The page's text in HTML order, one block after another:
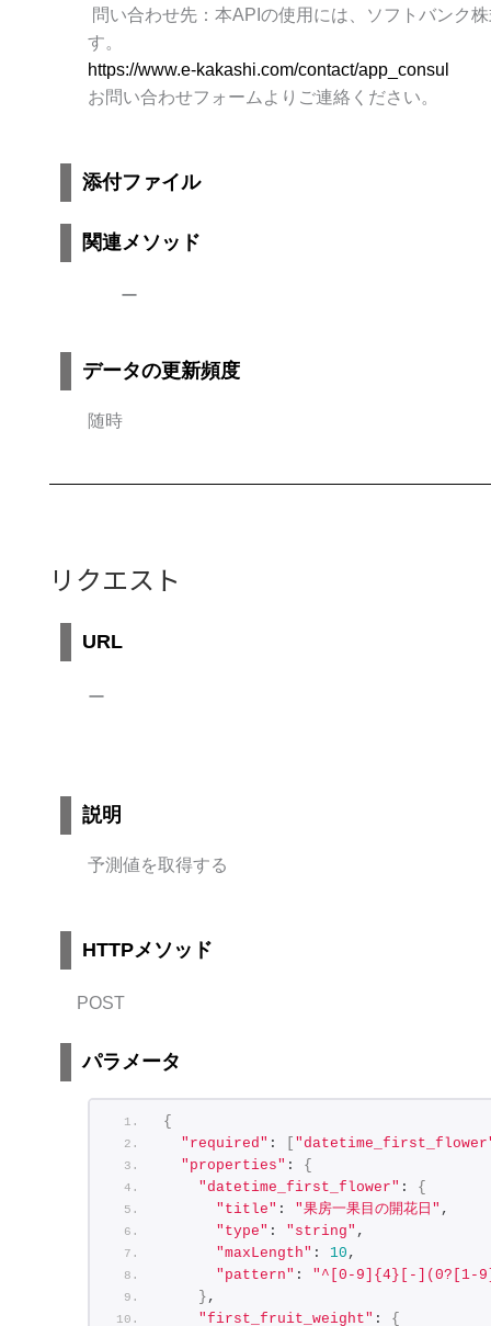
問い合わせ先：本APIの使用には、ソフトバンク
す。
https://www.e-kakashi.com/contact/app_consul
お問い合わせフォームよりご連絡ください。
添付ファイル
関連メソッド
ー
データの更新頻度
随時
リクエスト
URL
ー
説明
予測値を取得する
HTTPメソッド
POST
パラメータ
{
"required" :
"properties" : {
"datetime_first_flower" : {
"title" : "果房一果目の開花日" ,
"type" : "string" ,
"maxLength" : 10 ,
"pattern" : "^[0-9]{4}[-](0?[1-
} ,
"first_fruit_weight" : {